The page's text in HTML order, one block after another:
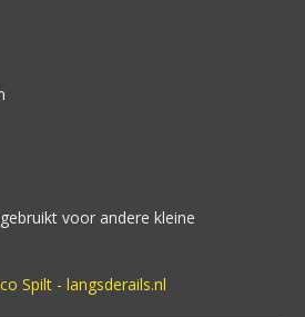
voor andere kleine
Spilt - langsderails.nl